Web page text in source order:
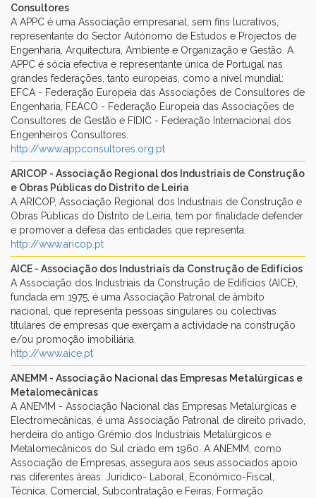
Consultores
A APPC é uma Associação empresarial, sem fins lucrativos,
representante do Sector Autónomo de Estudos e Projectos de
Engenharia, Arquitectura, Ambiente e Organização e Gestão. A
APPC é sócia efectiva e representante única de Portugal nas
grandes federações, tanto europeias, como a nível mundial:
EFCA - Federação Europeia das Associações de Consultores de
Engenharia, FEACO - Federação Europeia das Associações de
Consultores de Gestão e FIDIC - Federação Internacional dos
Engenheiros Consultores.
http://www.appconsultores.org.pt
ARICOP - Associação Regional dos Industriais de Construção
e Obras Públicas do Distrito de Leiria
A ARICOP, Associação Regional dos Industriais de Construção e
Obras Públicas do Distrito de Leiria, tem por finalidade defender
e promover a defesa das entidades que representa.
http://www.aricop.pt
AICE - Associação dos Industriais da Construção de Edifícios
A Associação dos Industriais da Construção de Edifícios (AICE),
fundada em 1975, é uma Associação Patronal de âmbito
nacional, que representa pessoas singulares ou colectivas
titulares de empresas que exerçam a actividade na construção
e/ou promoção imobiliária.
http://www.aice.pt
ANEMM - Associação Nacional das Empresas Metalúrgicas e
Metalomecânicas
A ANEMM - Associação Nacional das Empresas Metalúrgicas e
Electromecânicas, é uma Associação Patronal de direito privado,
herdeira do antigo Grémio dos Industriais Metalúrgicos e
Metalomecânicos do Sul criado em 1960. A ANEMM, como
Associação de Empresas, assegura aos seus associados apoio
nas diferentes áreas: Jurídico- Laboral, Económico-Fiscal,
Técnica, Comercial, Subcontratação e Feiras, Formação